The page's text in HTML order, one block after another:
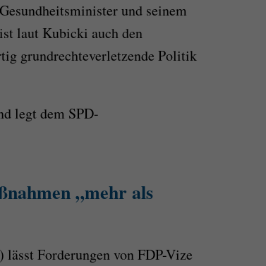
und seinem
laut Kubicki auch den
grundrechteverletzende Politik
legt dem SPD-
„mehr als
Forderungen von FDP-Vize